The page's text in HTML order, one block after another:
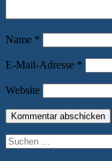
Name *
E-Mail-Adresse *
Website
Suchen
nach: